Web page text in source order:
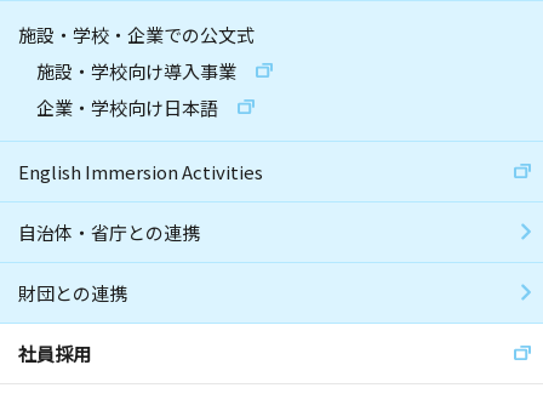
施設・学校・企業での公文式
施設・学校向け導入事業
企業・学校向け日本語
English Immersion Activities
自治体・省庁との連携
財団との連携
社員採用